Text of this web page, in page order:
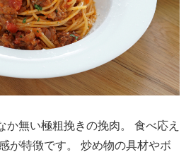
か無い極粗挽きの挽肉。 食べ応え
が特徴です。 炒め物の具材やボ